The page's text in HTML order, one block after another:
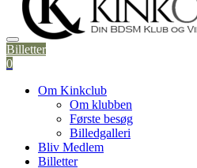
Billetter
0
Om Kinkclub
Om klubben
Første besøg
Billedgalleri
Bliv Medlem
Billetter